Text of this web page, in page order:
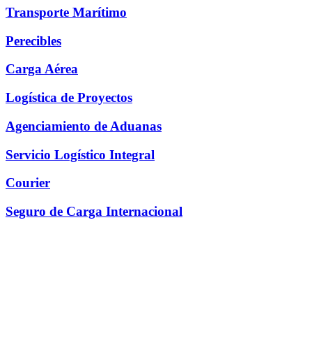
Transporte Marítimo
Perecibles
Carga Aérea
Logística de Proyectos
Agenciamiento de Aduanas
Servicio Logístico Integral
Courier
Seguro de Carga Internacional